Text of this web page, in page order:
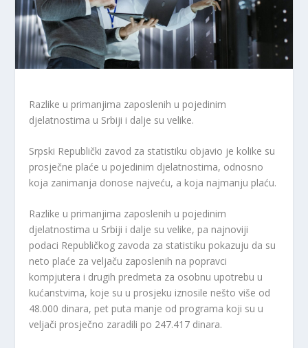
Razlike u primanjima zaposlenih u pojedinim
djelatnostima u Srbiji i dalje su velike.
Srpski Republički zavod za statistiku objavio je kolike su
prosječne plaće u pojedinim djelatnostima, odnosno
koja zanimanja donose najveću, a koja najmanju plaću.
Razlike u primanjima zaposlenih u pojedinim
djelatnostima u Srbiji i dalje su velike, pa najnoviji
podaci Republičkog zavoda za statistiku pokazuju da su
neto plaće za veljaču zaposlenih na popravci
kompjutera i drugih predmeta za osobnu upotrebu u
kućanstvima, koje su u prosjeku iznosile nešto više od
48.000 dinara, pet puta manje od programa koji su u
veljači prosječno zaradili po 247.417 dinara.